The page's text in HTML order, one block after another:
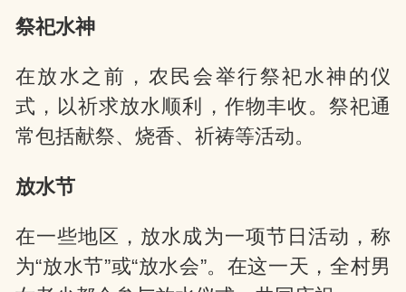
祭祀水神
在放水之前，农民会举行祭祀水神的仪
式，以祈求放水顺利，作物丰收。祭祀通
常包括献祭、烧香、祈祷等活动。
放水节
在一些地区，放水成为一项节日活动，称
为“放水节”或“放水会”。在这一天，全村男